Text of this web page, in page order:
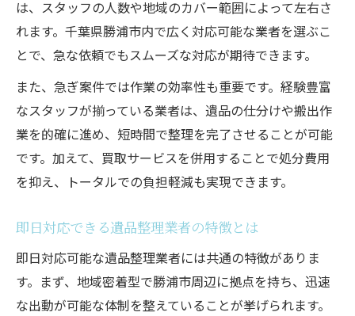
は、スタッフの人数や地域のカバー範囲によって左右さ
れます。千葉県勝浦市内で広く対応可能な業者を選ぶこ
とで、急な依頼でもスムーズな対応が期待できます。
また、急ぎ案件では作業の効率性も重要です。経験豊富
なスタッフが揃っている業者は、遺品の仕分けや搬出作
業を的確に進め、短時間で整理を完了させることが可能
です。加えて、買取サービスを併用することで処分費用
を抑え、トータルでの負担軽減も実現できます。
即日対応できる遺品整理業者の特徴とは
即日対応可能な遺品整理業者には共通の特徴がありま
す。まず、地域密着型で勝浦市周辺に拠点を持ち、迅速
な出動が可能な体制を整えていることが挙げられます。